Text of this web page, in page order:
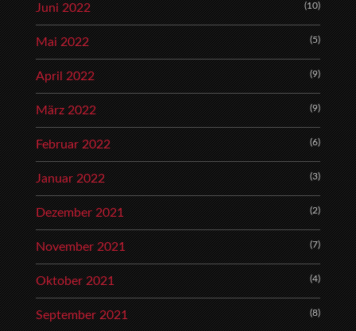
Juni 2022 (10)
Mai 2022 (5)
April 2022 (9)
März 2022 (9)
Februar 2022 (6)
Januar 2022 (3)
Dezember 2021 (2)
November 2021 (7)
Oktober 2021 (4)
September 2021 (8)